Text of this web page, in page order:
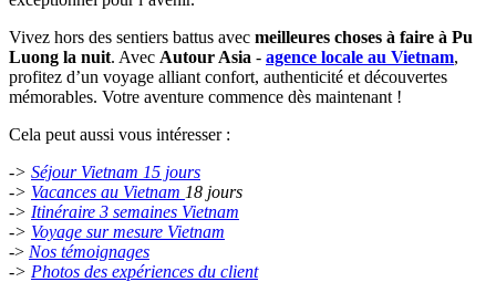
Vivez hors des sentiers battus avec meilleures choses à faire à Pu
Luong la nuit. Avec Autour Asia - agence locale au Vietnam,
profitez d’un voyage alliant confort, authenticité et découvertes
mémorables. Votre aventure commence dès maintenant !
Cela peut aussi vous intéresser :
-> Séjour Vietnam 15 jours
-> Vacances au Vietnam 18 jours
-> Itinéraire 3 semaines Vietnam
-> Voyage sur mesure Vietnam
-> Nos témoignages
-> Photos des expériences du client